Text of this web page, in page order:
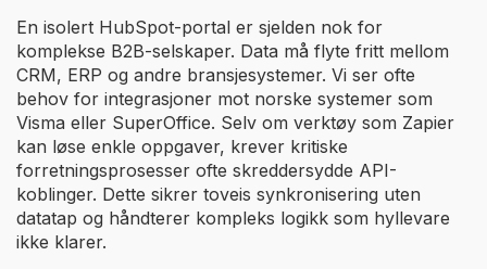
En isolert HubSpot-portal er sjelden nok for
komplekse B2B-selskaper. Data må flyte fritt mellom
CRM, ERP og andre bransjesystemer. Vi ser ofte
behov for integrasjoner mot norske systemer som
Visma eller SuperOffice. Selv om verktøy som Zapier
kan løse enkle oppgaver, krever kritiske
forretningsprosesser ofte skreddersydde API-
koblinger. Dette sikrer toveis synkronisering uten
datatap og håndterer kompleks logikk som hyllevare
ikke klarer.